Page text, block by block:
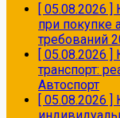
[ 05.08.2026 ]
при покупке
требований
[ 05.08.2026 ]
транспорт:
Автоспорт
[ 05.08.2026 ]